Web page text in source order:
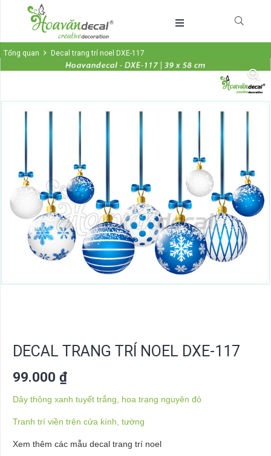
Tổng quan Decal trang trí noel DXE-117
DECAL TRANG TRÍ NOEL DXE-117
99.000 ₫
Dây thông xanh tuyết trắng, hoa trạng nguyên đỏ
Tranh trí viền trên cửa kính, tường
Xem thêm các mẫu decal trang trí noel